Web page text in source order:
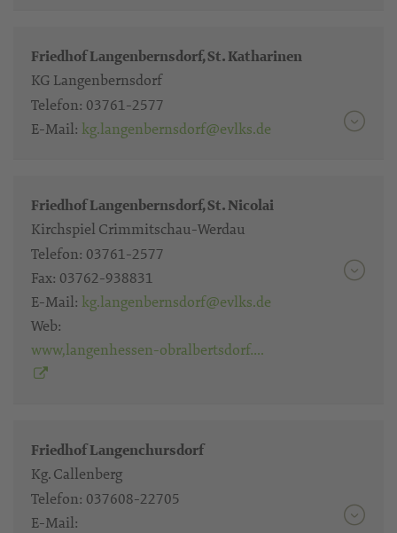
Friedhof Langenbernsdorf, St. Katharinen
KG Langenbernsdorf
Telefon: 03761-2577
E-Mail: kg.langenbernsdorf@evlks.de
Friedhof Langenbernsdorf, St. Nicolai
Kirchspiel Crimmitschau-Werdau
Telefon: 03761-2577
Fax: 03762-938831
E-Mail: kg.langenbernsdorf@evlks.de
Web:
www,langenhessen-obralbertsdorf….
Friedhof Langenchursdorf
Kg. Callenberg
Telefon: 037608-22705
E-Mail: